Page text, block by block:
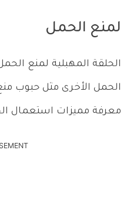
لمنع الحمل
الحلقة المهبلية لمنع
الحمل الأخرى مثل حبوب
معرفة مميزات استعمال